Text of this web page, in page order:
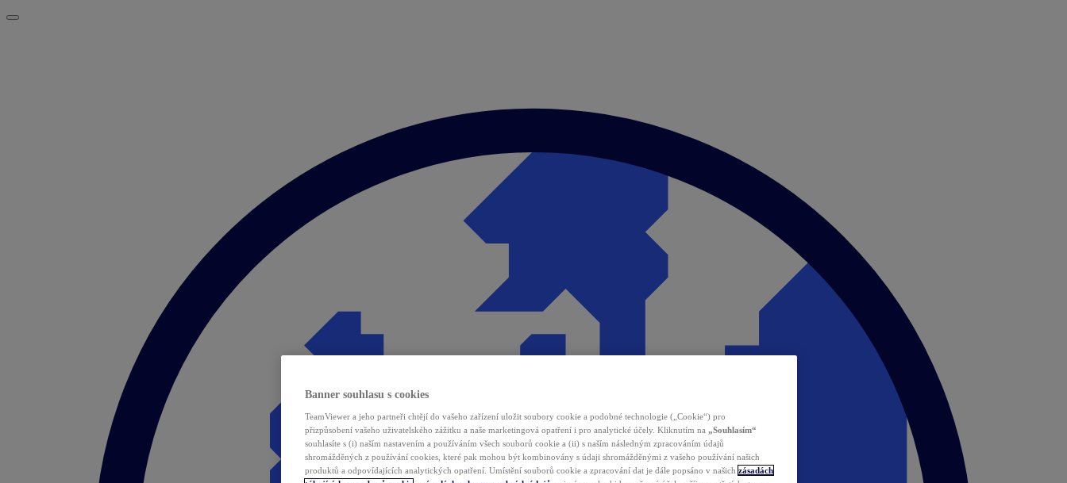
Banner souhlasu s cookies
TeamViewer a jeho partneři chtějí do vašeho zařízení uložit soubory cookie a podobné technologie („Cookie“) pro
přizpůsobení vašeho uživatelského zážitku a naše marketingová opatření i pro analytické účely. Kliknutím na „Souhlasím“
souhlasíte s (i) naším nastavením a používáním všech souborů cookie a (ii) s naším následným zpracováním údajů
shromážděných z používání cookies, které pak mohou být kombinovány s údaji shromážděnými z vašeho používání našich
produktů a odpovídajících analytických opatření. Umístění souborů cookie a zpracování dat je dále popsáno v našich zásadách